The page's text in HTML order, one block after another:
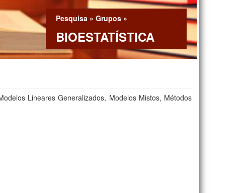
Pesquisa » Grupos »
BIOESTATÍSTICA
Lineares Generalizados, Modelos Mistos, Métodos